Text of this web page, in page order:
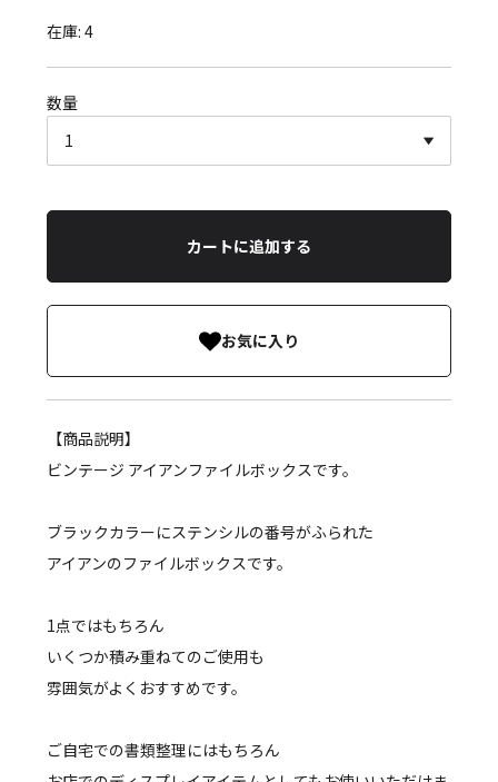
在庫: 4
数量
カートに追加する
お気に入り
【商品説明】
ビンテージ アイアンファイルボックスです。
ブラックカラーにステンシルの番号がふられた
アイアンのファイルボックスです。
1点ではもちろん
いくつか積み重ねてのご使用も
雰囲気がよくおすすめです。
ご自宅での書類整理にはもちろん